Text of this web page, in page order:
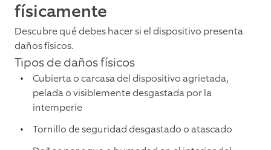
físicamente
Descubre qué debes hacer si el dispositivo presenta
daños físicos.
Tipos de daños físicos
Cubierta o carcasa del dispositivo agrietada,
pelada o visiblemente desgastada por la
intemperie
Tornillo de seguridad desgastado o atascado